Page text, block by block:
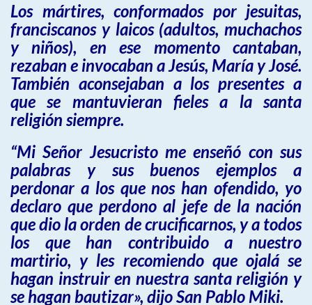
Los mártires, conformados por jesuitas,
franciscanos y laicos (adultos, muchachos
y niños), en ese momento cantaban,
rezaban e invocaban a Jesús, María y José.
También aconsejaban a los presentes a
que se mantuvieran fieles a la santa
religión siempre.
“Mi Señor Jesucristo me enseñó con sus
palabras y sus buenos ejemplos a
perdonar a los que nos han ofendido, yo
declaro que perdono al jefe de la nación
que dio la orden de crucificarnos, y a todos
los que han contribuido a nuestro
martirio, y les recomiendo que ojalá se
hagan instruir en nuestra santa religión y
se hagan bautizar», dijo San Pablo Miki.